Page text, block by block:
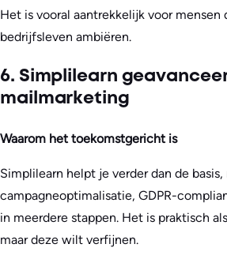
Het is vooral aantrekkelijk voor
bedrijfsleven ambiëren.
6. Simplilearn
mailmarketing
Waarom het toekomstgericht is
Simplilearn helpt je verder dan de
campagneoptimalisatie, GDPR-
in meerdere stappen. Het is praktisch
maar deze wilt verfijnen.